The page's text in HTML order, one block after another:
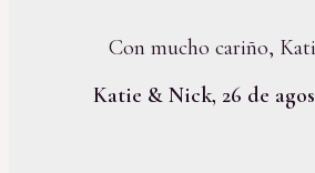
Con mucho cariño,
Katie & Nick, 26 de